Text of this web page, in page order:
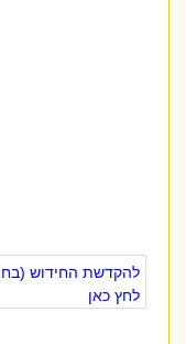
להקדשת החידוש
לחץ כאן